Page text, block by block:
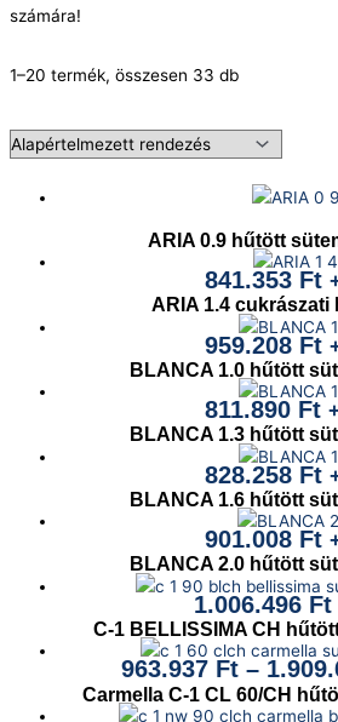
számára!
1–20 termék, összesen 33 db
ARIA 0.9 hűtött
841.353 Ft
ARIA 1.4 cukrászati
959.208 Ft
BLANCA 1.0 hűtött
811.890 Ft
BLANCA 1.3 hűtött
828.258 Ft
BLANCA 1.6 hűtött
901.008 Ft
BLANCA 2.0 hűtött
1.006.496 Ft
C-1 BELLISSIMA CH
963.937 Ft –
Carmella C-1 CL 60/CH